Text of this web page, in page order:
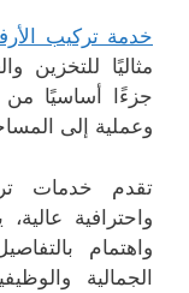
خدمة تركيب
مثاليًا للتخزين
جزءًا أساسيًا
وعملية إلى
تقدم خدمات
واحترافية
واهتمام
الجمالية